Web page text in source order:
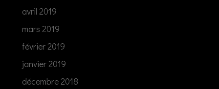
avril 2019
mars 2019
février 2019
janvier 2019
décembre 2018